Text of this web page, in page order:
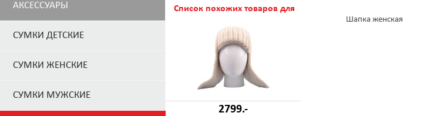
АКСЕССУАРЫ
СУМКИ ДЕТСКИЕ
СУМКИ ЖЕНСКИЕ
СУМКИ МУЖСКИЕ
Список похожих товаров для
2799.-
Шапка женская